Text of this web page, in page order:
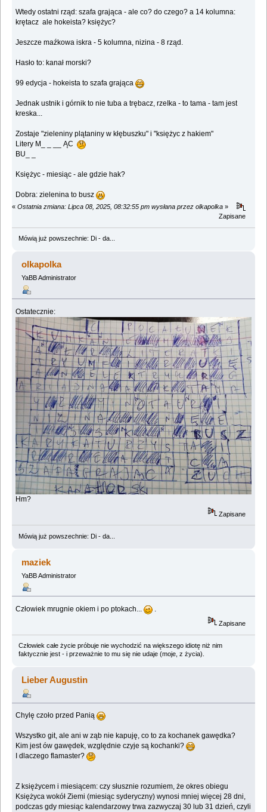
Wtedy ostatni rząd: szafa grająca - ale co? do czego? a 14 kolumna:
krętacz ale hokeista? księżyc?
Jeszcze maźkowa iskra - 5 kolumna, nizina - 8 rząd.
Hasło to: kanał morski?
99 edycja - hokeista to szafa grająca
Jednak ustnik i górnik to nie tuba a trębacz, rzeIka - to tama - tam jest
kreska...
Zostaje "zieleniny plątaniny w kłębuszku" i "księżyc z hakiem"
Litery M_ _ __ ĄC
BU_ _
Księżyc - miesiąc - ale gdzie hak?
Dobra: zielenina to busz
« Ostatnia zmiana: Lipca 08, 2025, 08:32:55 pm wysłana przez olkapolka »
Zapisane
Mówią już powszechnie: Di - da...
olkapolka
YaBB Administrator
Ostatecznie:
Hm?
Zapisane
Mówią już powszechnie: Di - da...
maziek
YaBB Administrator
Człowiek mrugnie okiem i po ptokach... .
Zapisane
Człowiek całe życie próbuje nie wychodzić na większego idiotę niż nim
faktycznie jest - i przeważnie to mu się nie udaje (moje, z życia).
Lieber Augustin
Chylę czoło przed Panią
Wszystko git, ale ani w ząb nie kapuję, co to za kochanek gawędka?
Kim jest ów gawędek, względnie czyje są kochanki?
I dlaczego flamaster?
Z księżycem i miesiącem: czy słusznie rozumiem, że okres obiegu
Księżyca wokół Ziemi (miesiąc syderyczny) wynosi mniej więcej 28 dni,
podczas gdy miesiąc kalendarzowy trwa zazwyczaj 30 lub 31 dzień, czyli